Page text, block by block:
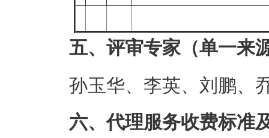
五、评审专家（单一来
孙玉华、李英、刘鹏、
六、代理服务收费标准